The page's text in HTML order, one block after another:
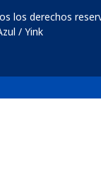
los derechos
/ Yink